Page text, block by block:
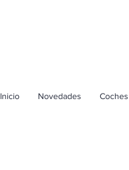
Inicio Novedades